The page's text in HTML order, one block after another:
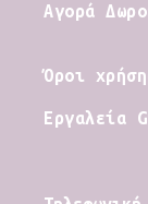
Αγορά
Όροι
Εργαλεία